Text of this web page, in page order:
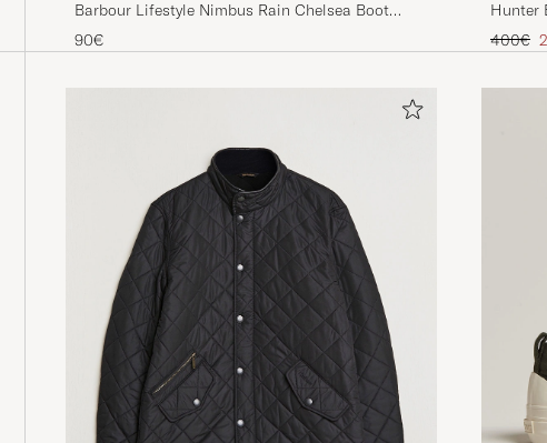
Barbour Lifestyle Nimbus Rain Chelsea Boot
Black
90€
Hunter
Black
400€